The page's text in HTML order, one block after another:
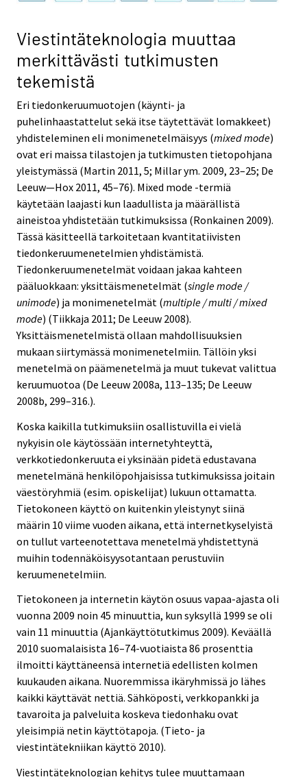
Viestintäteknologia muuttaa
merkittävästi tutkimusten
tekemistä
Eri tiedonkeruumuotojen (käynti- ja
puhelinhaastattelut sekä itse täytettävät lomakkeet)
yhdisteleminen eli monimenetelmäisyys (mixed mode)
ovat eri maissa tilastojen ja tutkimusten tietopohjana
yleistymässä (Martin 2011, 5; Millar ym. 2009, 23–25; De
Leeuw—Hox 2011, 45–76). Mixed mode -termiä
käytetään laajasti kun laadullista ja määrällistä
aineistoa yhdistetään tutkimuksissa (Ronkainen 2009).
Tässä käsitteellä tarkoitetaan kvantitatiivisten
tiedonkeruumenetelmien yhdistämistä.
Tiedonkeruumenetelmät voidaan jakaa kahteen
pääluokkaan: yksittäismenetelmät (single mode /
unimode) ja monimenetelmät (multiple / multi / mixed
mode) (Tiikkaja 2011; De Leeuw 2008).
Yksittäismenetelmistä ollaan mahdollisuuksien
mukaan siirtymässä monimenetelmiin. Tällöin yksi
menetelmä on päämenetelmä ja muut tukevat valittua
keruumuotoa (De Leeuw 2008a, 113–135; De Leeuw
2008b, 299–316.).
Koska kaikilla tutkimuksiin osallistuvilla ei vielä
nykyisin ole käytössään internetyhteyttä,
verkkotiedonkeruuta ei yksinään pidetä edustavana
menetelmänä henkilöpohjaisissa tutkimuksissa joitain
väestöryhmiä (esim. opiskelijat) lukuun ottamatta.
Tietokoneen käyttö on kuitenkin yleistynyt siinä
määrin 10 viime vuoden aikana, että internetkyselyistä
on tullut varteenotettava menetelmä yhdistettynä
muihin todennäköisyysotantaan perustuviin
keruumenetelmiin.
Tietokoneen ja internetin käytön osuus vapaa-ajasta oli
vuonna 2009 noin 45 minuuttia, kun syksyllä 1999 se oli
vain 11 minuuttia (Ajankäyttötutkimus 2009). Keväällä
2010 suomalaisista 16–74-vuotiaista 86 prosenttia
ilmoitti käyttäneensä internetiä edellisten kolmen
kuukauden aikana. Nuoremmissa ikäryhmissä jo lähes
kaikki käyttävät nettiä. Sähköposti, verkkopankki ja
tavaroita ja palveluita koskeva tiedonhaku ovat
yleisimpiä netin käyttötapoja. (Tieto- ja
viestintätekniikan käyttö 2010).
Viestintäteknologian kehitys tulee muuttamaan